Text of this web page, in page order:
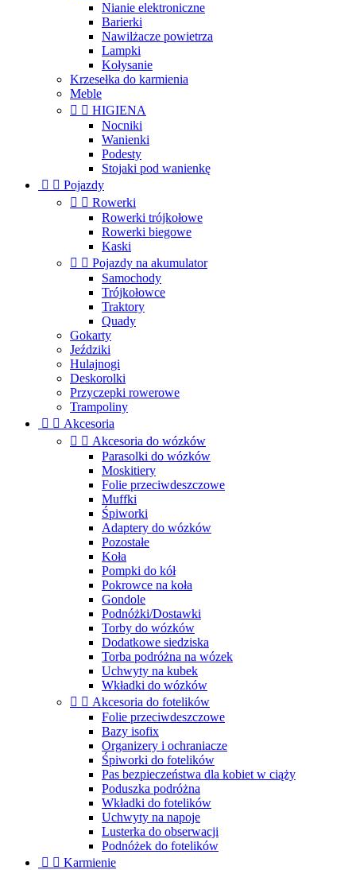
Nianie elektroniczne
Barierki
Nawilżacze powietrza
Lampki
Kołysanie
Krzesełka do karmienia
Meble
  HIGIENA
Nocniki
Wanienki
Podesty
Stojaki pod wanienkę
  Pojazdy
  Rowerki
Rowerki trójkołowe
Rowerki biegowe
Kaski
  Pojazdy na akumulator
Samochody
Trójkołowce
Traktory
Quady
Gokarty
Jeździki
Hulajnogi
Deskorolki
Przyczepki rowerowe
Trampoliny
  Akcesoria
  Akcesoria do wózków
Parasolki do wózków
Moskitiery
Folie przeciwdeszczowe
Muffki
Śpiworki
Adaptery do wózków
Pozostałe
Koła
Pompki do kół
Pokrowce na koła
Gondole
Podnóżki/Dostawki
Torby do wózków
Dodatkowe siedziska
Torba podróżna na wózek
Uchwyty na kubek
Wkładki do wózków
  Akcesoria do fotelików
Folie przeciwdeszczowe
Bazy isofix
Organizery i ochraniacze
Śpiworki do fotelików
Pas bezpieczeństwa dla kobiet w ciąży
Poduszka podróżna
Wkładki do fotelików
Uchwyty na napoje
Lusterka do obserwacji
Podnóżek do fotelików
  Karmienie